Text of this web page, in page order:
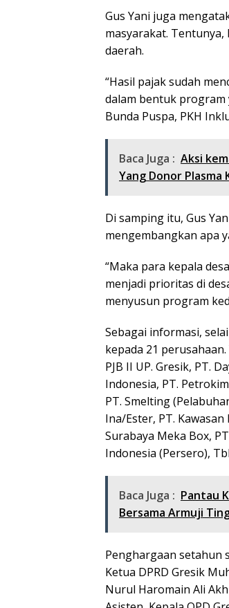
Gus Yani juga
masyarakat.
daerah.
“Hasil pajak sudah
dalam bentuk program
Bunda Puspa, PKH
Baca Juga : Aksi
Yang Donor Plasma
Di samping itu, Gus
mengembangkan apa
“Maka para kepala
menjadi prioritas di
menyusun program
Sebagai informasi,
kepada 21
PJB II UP. Gresik, PT.
Indonesia, PT.
PT. Smelting
Ina/Ester, PT.
Surabaya Meka Box,
Indonesia (Persero),
Baca Juga : Pantau
Bersama Armuji
Penghargaan setahun
Ketua DPRD Gresik
Nurul Haromain Ali